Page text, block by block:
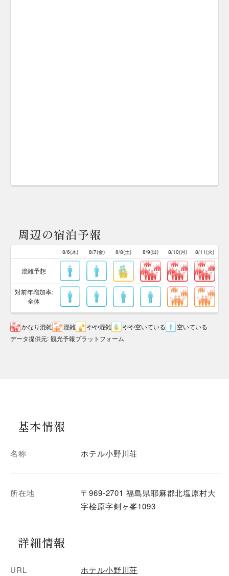
周辺の宿泊予報
8/6(木) 8/7(金) 8/8(土) 8/9(日) 8/10(月) 8/11(火)
混雑予想
対前年増加率:
全体
かなり混雑 混雑 やや混雑 やや空いている
空いている
データ提供元: 観光予報プラットフォーム
基本情報
名称 ホテル小野川荘
所在地
〒969-2701 福島県耶麻郡北塩原村大
字桧原字剣ヶ峯1093
詳細情報
URL ホテル小野川荘